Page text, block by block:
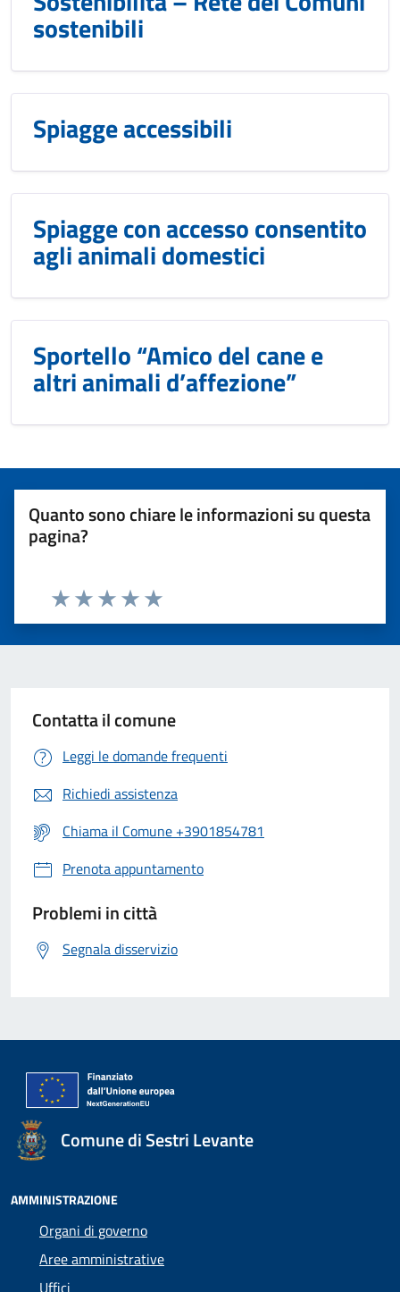
sostenibili
Spiagge accessibili
Spiagge con accesso consentito
agli animali domestici
Sportello “Amico del cane e
altri animali d’affezione”
Quanto sono chiare le informazioni su questa
pagina?
Valuta 5 stelle su 5
Valuta 4 stelle su 5
Valuta 3 stelle su 5
Valuta 2 stelle su 5
Valuta 1 stelle su 5
Contatta il comune
Leggi le domande frequenti
Richiedi assistenza
Chiama il Comune +3901854781
Prenota appuntamento
Problemi in città
Segnala disservizio
Comune di Sestri Levante
AMMINISTRAZIONE
Organi di governo
Aree amministrative
Uffici